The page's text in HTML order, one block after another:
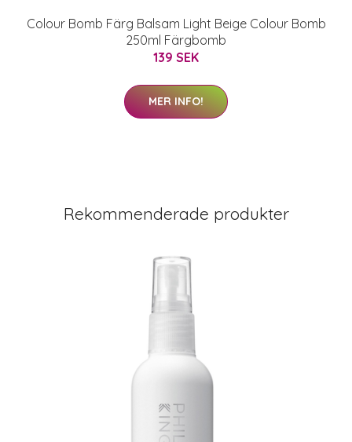
Colour Bomb Färg Balsam Light Beige Colour Bomb
250ml Färgbomb
139 SEK
MER INFO!
Rekommenderade produkter